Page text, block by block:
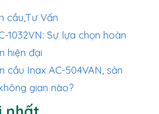
cầu,Tư Vấn
1032VN: Sự lựa chọn hoàn
hiện đại
cầu Inax AC-504VAN, sản
gian nào?